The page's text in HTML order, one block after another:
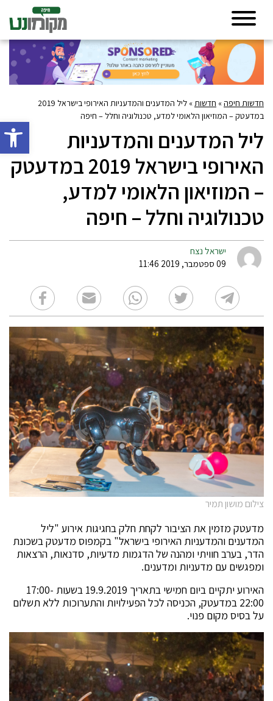
פתח
חדשות חיפה» חדשות»
ליל המדענים והמדעניות האירופי בישראל 2019
במדעטק – המוזיאון הלאומי למדע, טכנולוגיה וחלל – חיפה
ליל המדענים והמדעניות
האירופי בישראל 2019 במדעטק
– המוזיאון הלאומי למדע,
טכנולוגיה וחלל – חיפה
ישראל נצח
09 ספטמבר, 2019 11:46
צילום מושון תמיר
מדעטק מזמין את הציבור לקחת חלק בחגיגות אירוע "ליל
המדענים והמדעניות האירופי בישראל" בקמפוס מדעטק בשכונת
הדר, בערב חוויתי ומהנה של הדגמות מדעיות, סדנאות, הרצאות
ומפגשים עם מדעניות ומדענים.
האירוע יתקיים ביום חמישי בתאריך 19.9.2019 בשעות 17:00-
22:00 במדעטק, הכניסה לכל הפעילויות והתערוכות ללא תשלום
על בסיס מקום פנוי.